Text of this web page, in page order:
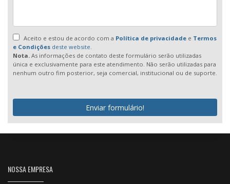
Aceito e estou de acordo com a Política de privacidadee Termos
e Condições deste website.
Nota. As informações de contato deste formulário serão utilizadas
única e exclusivamente para este atendimento. Não serão utilizadas para
nenhum outro fim posterior, seja comercial, institucional ou de suporte.
Enviar formulário!
NOSSA EMPRESA